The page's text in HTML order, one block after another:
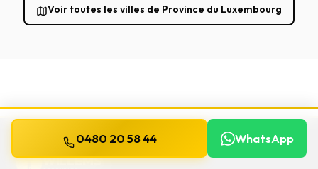
Voir toutes les villes de Province du Luxembourg
WILLEMS
0480 20 58 44 WhatsApp